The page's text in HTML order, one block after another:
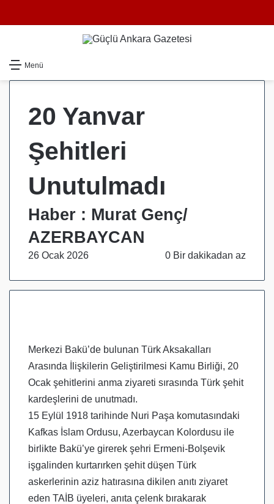
Menü
20 Yanvar
Şehitleri
Unutulmadı
Haber : Murat Genç/
AZERBAYCAN
26 Ocak 2026 0 Bir dakikadan az
Merkezi Bakü’de bulunan Türk Aksakalları
Arasında İlişkilerin Geliştirilmesi Kamu Birliği, 20
Ocak şehitlerini anma ziyareti sırasında Türk şehit
kardeşlerini de unutmadı.
15 Eylül 1918 tarihinde Nuri Paşa komutasındaki
Kafkas İslam Ordusu, Azerbaycan Kolordusu ile
birlikte Bakü’ye girerek şehri Ermeni-Bolşevik
işgalinden kurtarırken şehit düşen Türk
askerlerinin aziz hatırasına dikilen anıtı ziyaret
eden TAİB üyeleri, anıta çelenk bırakarak